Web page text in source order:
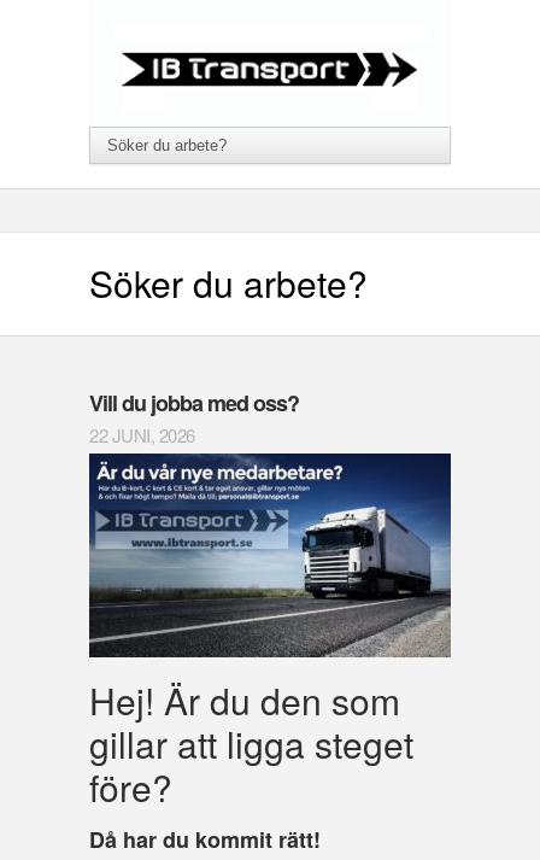
Söker du arbete?
Vill du jobba med oss?
22 JUNI, 2026
Hej! Är du den som
gillar att ligga steget
före?
Då har du kommit rätt!